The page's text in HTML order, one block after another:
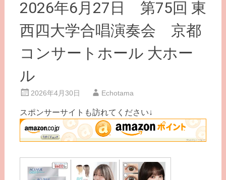
2026年6月27日 第75回 東
西四大学合唱演奏会 京都
コンサートホール 大ホー
ル
2026年4月30日 Echotama
スポンサーサイトも訪れてください↓